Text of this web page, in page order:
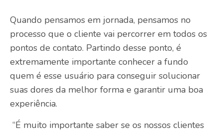
Quando pensamos em jornada, pensamos no
processo que o cliente vai percorrer em todos os
pontos de contato. Partindo desse ponto, é
extremamente importante conhecer a fundo
quem é esse usuário para conseguir solucionar
suas dores da melhor forma e garantir uma boa
experiência.
“É muito importante saber se os nossos clientes